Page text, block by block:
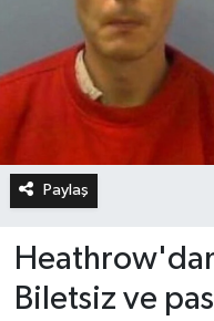
Paylaş
Biletsiz ve